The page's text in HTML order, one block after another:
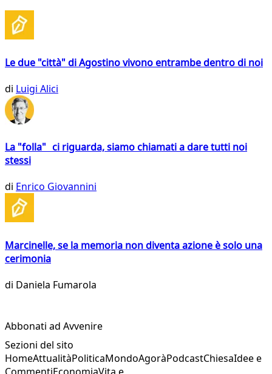
Le due "città" di Agostino vivono entrambe dentro di noi
di Luigi Alici
La "folla" ci riguarda, siamo chiamati a dare tutti noi
stessi
di Enrico Giovannini
Marcinelle, se la memoria non diventa azione è solo una
cerimonia
di Daniela Fumarola
Abbonati ad Avvenire
Sezioni del sito
HomeAttualitàPoliticaMondoAgoràPodcastChiesaIdee e